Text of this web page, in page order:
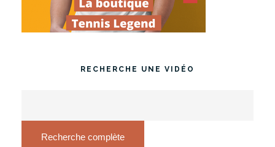
RECHERCHE UNE VIDÉO
Recherche complète